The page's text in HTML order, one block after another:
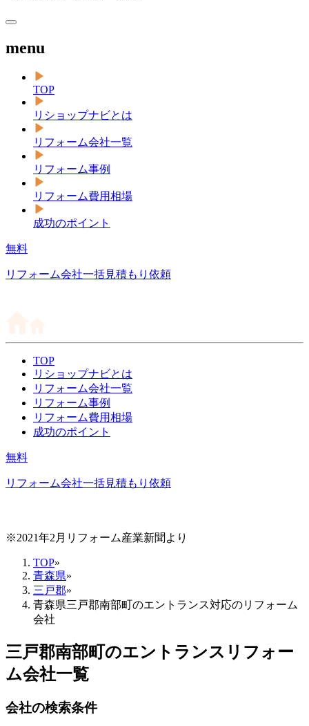
menu
TOP
リショップナビとは
リフォーム会社一覧
リフォーム事例
リフォーム費用相場
成功のポイント
無料
リフォーム会社一括見積もり依頼
TOP
リショップナビとは
リフォーム会社一覧
リフォーム事例
リフォーム費用相場
成功のポイント
無料
リフォーム会社一括見積もり依頼
※2021年2月リフォーム産業新聞より
TOP»
青森県»
三戸郡»
青森県三戸郡南部町のエントランス対応のリフォーム
会社
三戸郡南部町のエントランスリフォー
ム会社一覧
会社の検索条件